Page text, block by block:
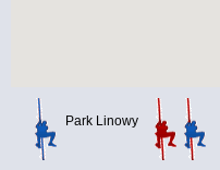
Park Linowy